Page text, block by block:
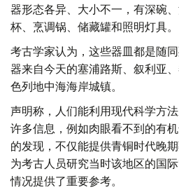
器形态各异、大小不一，有深碗
杯、烹调锅、储藏罐和照明灯具。
考古学家认为，这些器皿都是随
器来自今天的塞浦路斯、叙利亚
色列地中海海岸城镇。
声明称，人们能利用现代科学方
许多信息，例如肉眼看不到的有
的发现，不仅能提供青铜时代晚
为考古人员研究当时该地区的国
情况提供了重要参考。